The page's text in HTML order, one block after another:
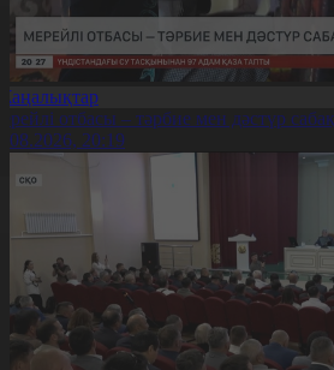
отбасы – тәрбие мен дәстүр
20:19